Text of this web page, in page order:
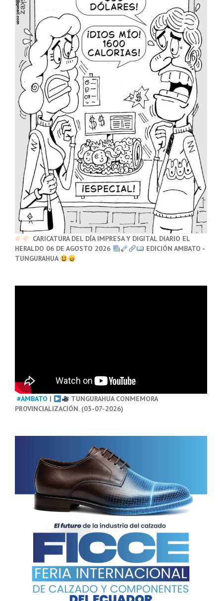
CARICATURA DEL DÍA IMPRESA Y DIGITAL DIARIO EL
HERALDO 06 DE AGOSTO 2026
EDICIÓN AMBATO -
TUNGURAHUA
#AMBATO |
TUNGURAHUA CONMEMORA
PROVINCIALIZACIÓN. (03-07-2026)